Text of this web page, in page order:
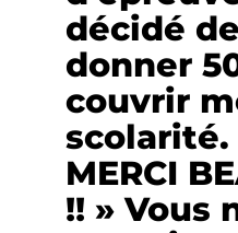
décidé
donner
couvrir
scolarité.
MERCI
!! » Vous